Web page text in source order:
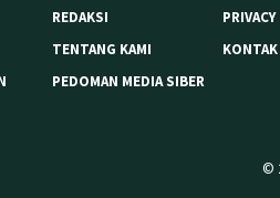
REDAKSI
TENTANG KAMI
PEDOMAN MEDIA SIBER
©